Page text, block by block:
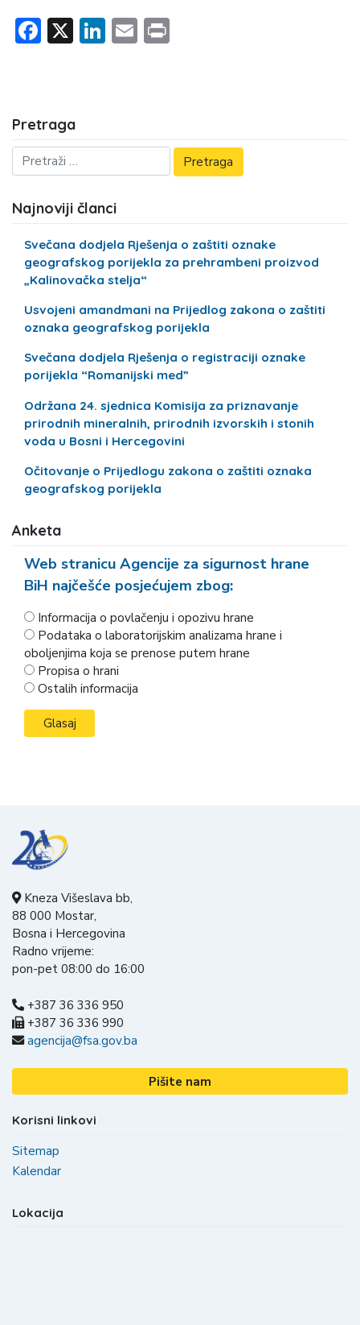
Facebook
X LinkedIn
Email
Pretraga
Najnoviji članci
Svečana dodjela Rješenja o zaštiti oznake
geografskog porijekla za prehrambeni proizvod
„Kalinovačka stelja“
Usvojeni amandmani na Prijedlog zakona o zaštiti
oznaka geografskog porijekla
Svečana dodjela Rješenja o registraciji oznake
porijekla “Romanijski med”
Održana 24. sjednica Komisija za priznavanje
prirodnih mineralnih, prirodnih izvorskih i stonih
voda u Bosni i Hercegovini
Očitovanje o Prijedlogu zakona o zaštiti oznaka
geografskog porijekla
Anketa
Web stranicu Agencije za sigurnost hrane
BiH najčešće posjećujem zbog:
Informacija o povlačenju i opozivu hrane
Podataka o laboratorijskim analizama hrane i
oboljenjima koja se prenose putem hrane
Propisa o hrani
Ostalih informacija
Kneza Višeslava bb,
88 000 Mostar,
Bosna i Hercegovina
Radno vrijeme:
pon-pet 08:00 do 16:00
+387 36 336 950
+387 36 336 990
agencija@fsa.gov.ba
Pišite nam
Korisni linkovi
Sitemap
Kalendar
Lokacija